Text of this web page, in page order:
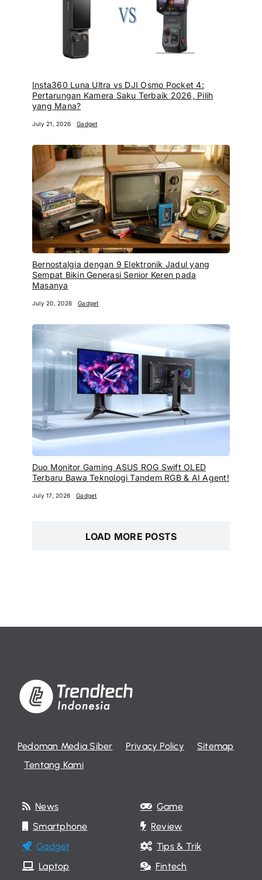
Insta360 Luna Ultra vs DJI Osmo Pocket 4:
Pertarungan Kamera Saku Terbaik 2026, Pilih
yang Mana?
July 21, 2026 Gadget
Bernostalgia dengan 9 Elektronik Jadul yang
Sempat Bikin Generasi Senior Keren pada
Masanya
July 20, 2026 Gadget
Duo Monitor Gaming ASUS ROG Swift OLED
Terbaru Bawa Teknologi Tandem RGB & AI Agent!
July 17, 2026 Gadget
LOAD MORE POSTS
Pedoman Media Siber Privacy Policy
Sitemap
Tentang Kami
News
Smartphone
Gadget
Laptop
Game
Review
Tips & Trik
Fintech